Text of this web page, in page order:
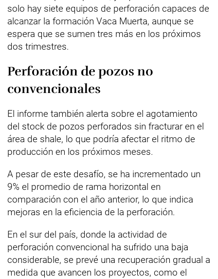
solo hay siete equipos de perforación capaces de
alcanzar la formación Vaca Muerta, aunque se
espera que se sumen tres más en los próximos
dos trimestres.
Perforación de pozos no
convencionales
El informe también alerta sobre el agotamiento
del stock de pozos perforados sin fracturar en el
área de shale, lo que podría afectar el ritmo de
producción en los próximos meses.
A pesar de este desafío, se ha incrementado un
9% el promedio de rama horizontal en
comparación con el año anterior, lo que indica
mejoras en la eficiencia de la perforación.
En el sur del país, donde la actividad de
perforación convencional ha sufrido una baja
considerable, se prevé una recuperación gradual a
medida que avancen los proyectos, como el